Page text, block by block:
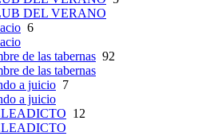
DEL VERANO
6
de las tabernas 92
de las tabernas
a juicio 7
a juicio
12